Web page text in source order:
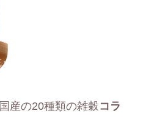
国産の20種類の雑穀コラ